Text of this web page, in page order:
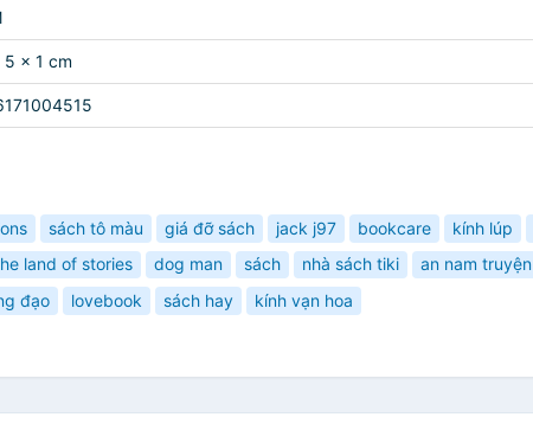
5 x 1 cm
sách tô màu giá đỡ sách jack j97 bookcare kính lúp
land of stories dog man sách nhà sách tiki
an nam truyện
đạo lovebook sách hay kính vạn hoa